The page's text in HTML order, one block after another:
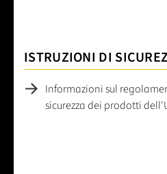
ISTRUZIONI DI
Informazioni sul
sicurezza dei prodotti